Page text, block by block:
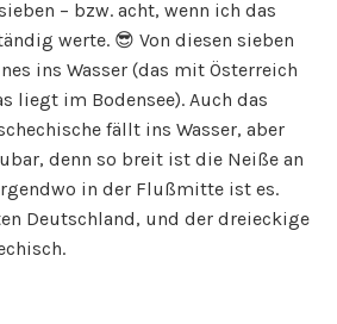
– bzw. acht, wenn ich das
werte. 😎 Von diesen sieben
ins Wasser (das mit Österreich
liegt im Bodensee). Auch das
fällt ins Wasser, aber
denn so breit ist die Neiße an
in der Flußmitte ist es.
Deutschland, und der dreieckige